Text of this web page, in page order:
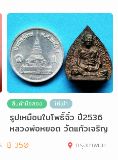
สินค้ามือสอง ให้เช่า
รูปเหมือนใบโพธิ์จิ๋ว ปี2536
หลวงพ่อหยอด วัดแก้วเจริญ
จ.สมุทร
฿ 350 กรุงเทพมหานคร